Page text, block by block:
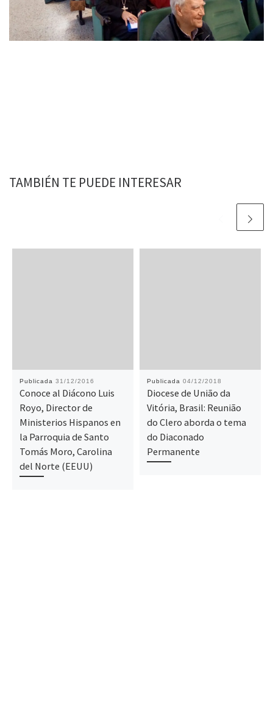
TAMBIÉN TE PUEDE INTERESAR
Publicada 31/12/2016
Conoce al Diácono Luis
Royo, Director de
Ministerios Hispanos en
la Parroquia de Santo
Tomás Moro, Carolina
del Norte (EEUU)
Publicada 04/12/2018
Diocese de União da
Vitória, Brasil: Reunião
do Clero aborda o tema
do Diaconado
Permanente